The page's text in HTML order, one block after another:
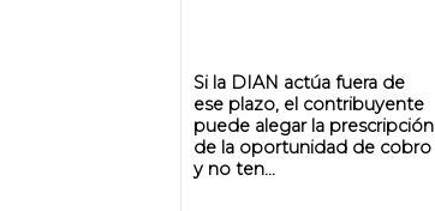
Si la DIAN actúa fuera de
ese plazo, el contribuyente
puede alegar la prescripción
de la oportunidad de cobro
y no ten...